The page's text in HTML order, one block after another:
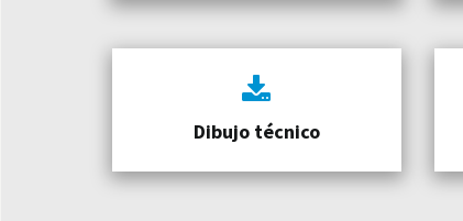
Dibujo técnico